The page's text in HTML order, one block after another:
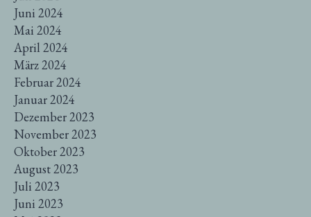
Juni 2024
Mai 2024
April 2024
März 2024
Februar 2024
Januar 2024
Dezember 2023
November 2023
Oktober 2023
August 2023
Juli 2023
Juni 2023